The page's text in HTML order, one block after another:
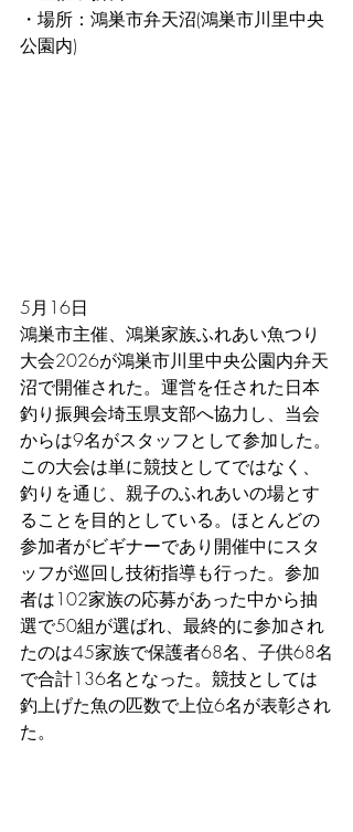
・場所：鴻巣市弁天沼(鴻巣市川里中央
公園内)
5月16日
鴻巣市主催、鴻巣家族ふれあい魚つり
大会2026が鴻巣市川里中央公園内弁天
沼で開催された。運営を任された日本
釣り振興会埼玉県支部へ協力し、当会
からは9名がスタッフとして参加した。
この大会は単に競技としてではなく、
釣りを通じ、親子のふれあいの場とす
ることを目的としている。ほとんどの
参加者がビギナーであり開催中にスタ
ッフが巡回し技術指導も行った。参加
者は102家族の応募があった中から抽
選で50組が選ばれ、最終的に参加され
たのは45家族で保護者68名、子供68名
で合計136名となった。競技としては
釣上げた魚の匹数で上位6名が表彰され
た。